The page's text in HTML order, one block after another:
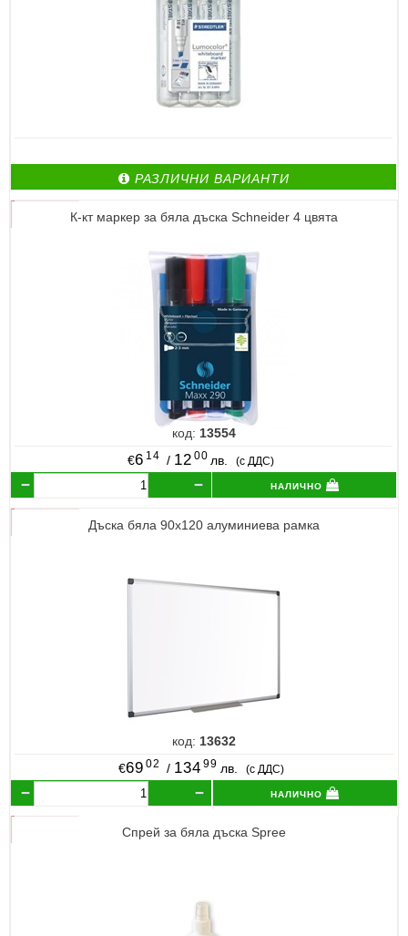
РАЗЛИЧНИ ВАРИАНТИ
К-кт маркер за бяла дъска Schneider 4 цвята
код: 13554
€6 14 / 12 00 лв. (с ДДС)
налично
Дъска бяла 90х120 алуминиева рамка
код: 13632
€69 02 / 134 99 лв. (с ДДС)
налично
Спрей за бяла дъска Spree